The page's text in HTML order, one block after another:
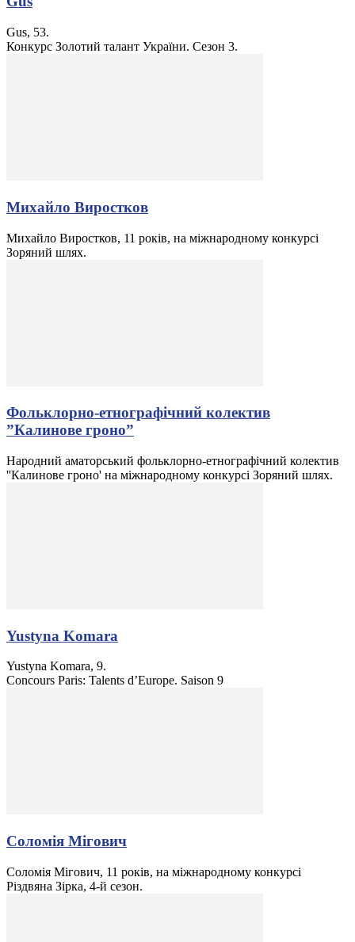
Gus, 53.
Конкурс Золотий талант України. Сезон 3.
Михайло Виростков
Михайло Виростков, 11 років, на міжнародному конкурсі
Зоряний шлях.
Фольклорно-етнографічний колектив
”Калинове гроно”
Народний аматорський фольклорно-етнографічний колектив
''Калинове гроно' на міжнародному конкурсі Зоряний шлях.
Yustyna Komara
Yustyna Komara, 9.
Concours Paris: Talents d’Europe. Saison 9
Соломія Мігович
Соломія Мігович, 11 років, на міжнародному конкурсі
Різдвяна Зірка, 4-й сезон.